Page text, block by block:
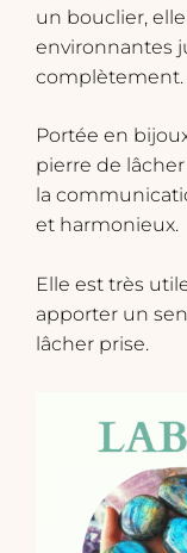
un bouclier,
environnantes
complètement.
Portée en
pierre de
la
et harmonieux.
Elle est très
apporter un
lâcher prise.